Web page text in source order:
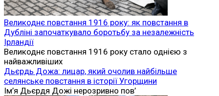
Великоднє повстання 1916 року: як повстання в
Дубліні започаткувало боротьбу за незалежність
Ірландії
Великоднє повстання 1916 року стало однією з
найважливіших
Дьєрдь Дожа: лицар, який очолив найбільше
селянське повстання в історії Угорщини
Ім’я Дьєрдя Дожі нерозривно пов’